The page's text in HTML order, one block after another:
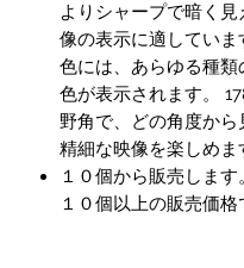
よりシャープで暗く
像の表示に適していま
色には、あらゆる種類
色が表示されます。
野角で、どの角度から
精細な映像を楽しめま
１０個から販売しま
１０個以上の販売価格